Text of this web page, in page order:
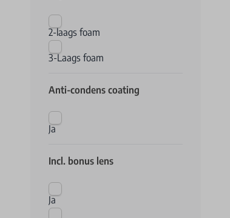
2-laags foam
3-Laags foam
Anti-condens coating
Ja
Incl. bonus lens
Ja